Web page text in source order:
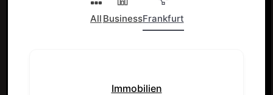
All BusinessFrankfurt
Immobilien